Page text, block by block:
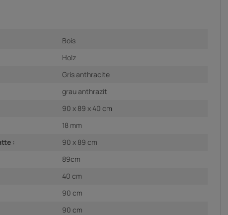
Bois
Holz
Gris anthracite
grau anthrazit
90 x 89 x 40 cm
18 mm
:
90 x 89 cm
89cm
40 cm
90 cm
90 cm